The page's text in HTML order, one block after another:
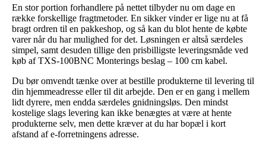
En stor portion forhandlere på nettet tilbyder nu om dage en
række forskellige fragtmetoder. En sikker vinder er lige nu at få
bragt ordren til en pakkeshop, og så kan du blot hente de købte
varer når du har mulighed for det. Løsningen er altså særdeles
simpel, samt desuden tillige den prisbilligste leveringsmåde ved
køb af TXS-100BNC Monterings beslag – 100 cm kabel.
Du bør omvendt tænke over at bestille produkterne til levering til
din hjemmeadresse eller til dit arbejde. Den er en gang i mellem
lidt dyrere, men endda særdeles gnidningsløs. Den mindst
kostelige slags levering kan ikke benægtes at være at hente
produkterne selv, men dette kræver at du har bopæl i kort
afstand af e-forretningens adresse.